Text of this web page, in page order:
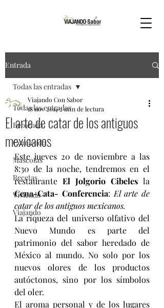
Entrada
Todas las entradas
Bebiendo
Comiendo
Mascotas
Recetas
Viviendo
Viajando
Todas las entradas
El arte de catar de los antiguos
mexicanos
Viajando Con Sabor
18 nov 20142 min de lectura
Este jueves 20 de noviembre a las
8:30 de la noche, tendremos en el
restaurante El Jolgorio Cibeles
Cena-Cata- Conferencia: El arte de
catar de los antiguos mexicanos.
La riqueza del universo olfativo del
Nuevo Mundo es parte del
patrimonio del sabor heredado de
México al mundo. No solo por los
nuevos olores de los productos
autóctonos, sino por los símbolos
del oler.
El aroma personal y de los lugares